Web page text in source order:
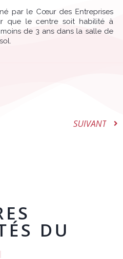
par le Cœur des Entreprises
que le centre soit habilité à
de 3 ans dans la salle de
SUIVANT
DU